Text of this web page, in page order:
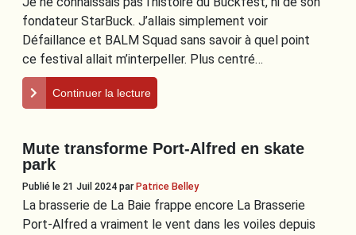
fondateur StarBuck. J’allais simplement voir
Défaillance et BALM Squad sans savoir à quel point
ce festival allait m’interpeller. Plus centré…
Continuer la lecture
Mute transforme Port-Alfred en skate
park
Publié le 21 Juil 2024 parPatrice Belley
La brasserie de La Baie frappe encore La Brasserie
Port-Alfred a vraiment le vent dans les voiles depuis